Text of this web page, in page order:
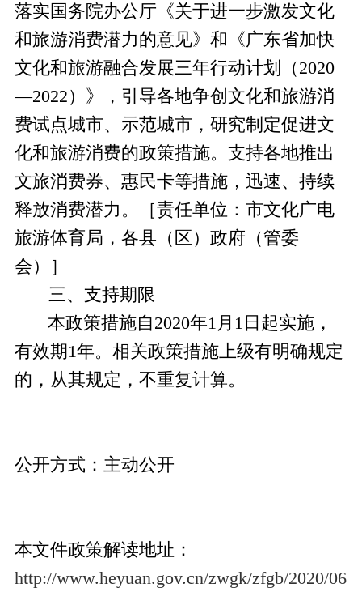
落实国务院办公厅《关于进一步激发文化
和旅游消费潜力的意见》 和《广东省加快
文化和旅游融合发展三年行动计划（2020
—2022）》
，引导各地争创文化和旅游消
费试点城市、示范城市，研究制定促进文
化和旅游消费的政策措施。支持各地推出
文旅消费券、惠民卡等措施， 迅速、持续
释放消费潜力。
［责任单位：市文化广电
旅游体育局，各县（区）政府（管委
会）］
三、支持期限
本政策措施自2020年1月1日起实施，
有效期 1年。 相关政策措施上级有明确规定
的 ，从其规定，不重复计算。
公开方式： 主动公开
本文件政策解读地址：
http://www.heyuan.gov.cn/zwgk/zfgb/2020/06/